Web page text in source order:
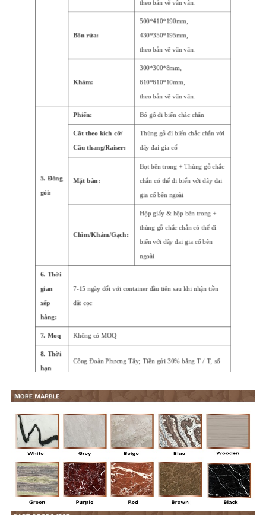
theo bản vẽvân vân.
Bồn rửa:
500*410*190mm,
430*350*195mm,
theo bản vẽvân vân.
Khảm:
300*300*8mm,
610*610*10mm,
theo bản vẽvân vân.
5. Đóng
gói:
Phiến: Bó gỗ đi biển chắc chắn
Cắt theo kích cỡ/
Cầu thang/Raiser:
Thùng gỗ đi biển chắc chắn với
dây đai gia cố
Mặt bàn:
Bọt bên trong + Thùng gỗ chắc
chắn có thể đi biển với dây đai
gia cố bên ngoài
Chìm/Khảm/Gạch:
Hộp giấy & hộp bên trong +
thùng gỗ chắc chắn có thể đi
biển với dây đai gia cố bên
ngoài
6. Thời
gian
xếp
hàng:
7-15 ngày đối với container đầu tiên sau khi nhận tiền
đặt cọc
7. Moq Không có MOQ
8. Thời
hạn
toán:
Công Đoàn Phương Tây; Tiền gửi 30% bằng T / T, số
thể thu hồi ngay
9. Mẫu: mẫu miễn phí có sẵn
10.
Cách sử
dụng:
Nhà, khách sạn, khu dân cư, vv